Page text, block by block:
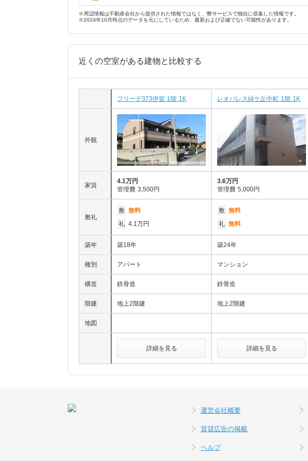
※周辺情報は不動産会社から提供された情報ではなく、弊サービスで独自に収集した情報です。
※2024年10月時点のデータを元にしているため、最新および正確でない可能性があります。
近くの空室がある建物と比較する
フリーデ373伊賀 1階 1K レオパレス緑ケ丘中町 1階 1K
外観
家賃
4.1万円
管理費 3,500円
3.6万円
管理費 5,000円
敷礼
敷 無料
礼 4.1万円
敷 無料
礼 無料
築年 築18年 築24年
種別 アパート マンション
構造 鉄骨造 鉄骨造
階建 地上2階建 地上2階建
地図
詳細を見る 詳細を見る
運営会社概要
賃貸広告の掲載
ヘルプ